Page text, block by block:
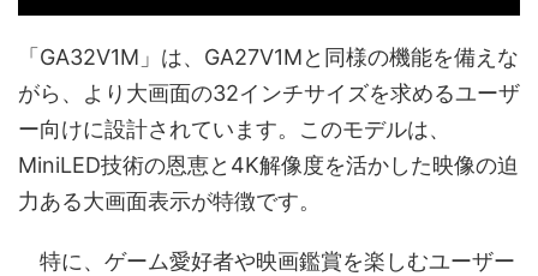
「GA32V1M」は、GA27V1Mと同様の機能を備えな
がら、より大画面の32インチサイズを求めるユーザ
ー向けに設計されています。このモデルは、
MiniLED技術の恩恵と4K解像度を活かした映像の迫
力ある大画面表示が特徴です。
特に、ゲーム愛好者や映画鑑賞を楽しむユーザー